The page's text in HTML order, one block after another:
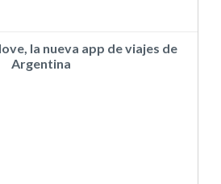
la nueva app de viajes de
Argentina